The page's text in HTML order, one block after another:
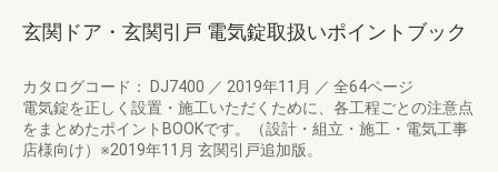
玄関ドア・玄関引戸 電気錠取扱いポイントブック
カタログコード： DJ7400 ／ 2019年11月 ／ 全64ページ
電気錠を正しく設置・施工いただくために、各工程ごとの注意点
をまとめたポイントBOOKです。（設計・組立・施工・電気工事
店様向け）※2019年11月 玄関引戸追加版。